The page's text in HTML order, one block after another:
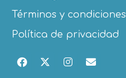
Términos y condiciones
Política de privacidad